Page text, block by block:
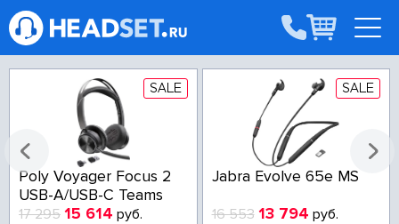
SALE
Poly Voyager Focus 2
USB-A/USB-C Teams
17 295 15 614 руб.
SALE
Jabra Evolve 65e MS
16 553 13 794 руб.